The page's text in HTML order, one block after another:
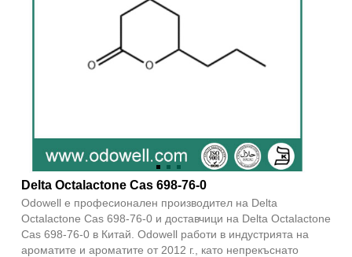
Delta Octalactone Cas 698-76-0
Odowell е професионален производител на Delta
Octalactone Cas 698-76-0 и доставчици на Delta Octalactone
Cas 698-76-0 в Китай. Odowell работи в индустрията на
ароматите и ароматите от 2012 г., като непрекъснато